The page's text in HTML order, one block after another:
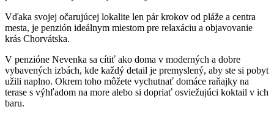
Vďaka svojej očarujúcej lokalite len pár krokov od pláže a centra
mesta, je penzión ideálnym miestom pre relaxáciu a objavovanie
krás Chorvátska.
V penzióne Nevenka sa cítiť ako doma v moderných a dobre
vybavených izbách, kde každý detail je premyslený, aby ste si pobyt
užili naplno. Okrem toho môžete vychutnať domáce raňajky na
terase s výhľadom na more alebo si dopriať osviežujúci koktail v ich
baru.